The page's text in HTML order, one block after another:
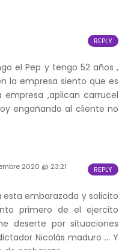
el Pep y tengo 52 años ,
la empresa siento que es
,aplican carrucel
engañando al cliente no
REPLY
2020 @ 23:21
embarazada y solicito
primero de el ejercito
deserte por situaciones
Nicolás maduro … Y
REPLY